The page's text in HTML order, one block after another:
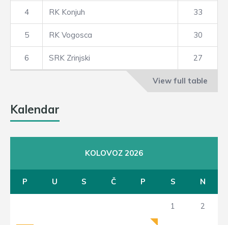
4 RK Konjuh 33
5 RK Vogosca 30
6 SRK Zrinjski 27
View full table
Kalendar
KOLOVOZ 2026
P U S Č P S N
1 2